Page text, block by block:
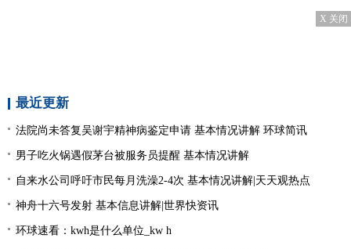
X 关闭
最近更新
法院尚未答复吴谢宇精神病鉴定申请 基本情况讲解 环球简讯
男子吃火锅遇假茅台被服务员提醒 基本情况讲解
自来水公司呼吁市民每月洗澡2-4次 基本情况讲解|天天观热点
神舟十六号发射 基本信息讲解|世界快资讯
环球速看：kwh是什么单位_kw h